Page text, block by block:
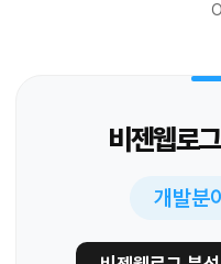
비젠웹로
개발분